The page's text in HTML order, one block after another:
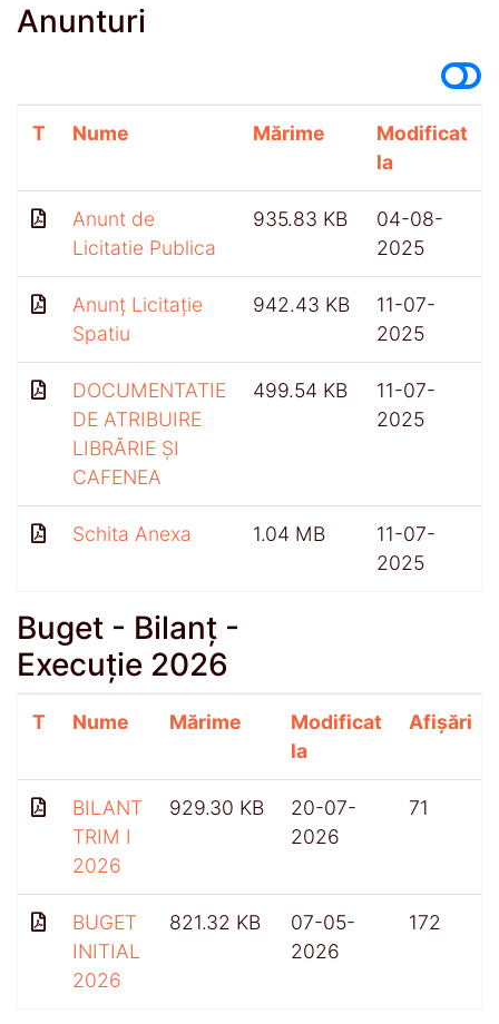
Anunturi
T Nume Mărime
Modificat
la
Anunt de
Licitatie Publica
935.83 KB
04-08-
2025
Anunț Licitație
Spatiu
942.43 KB
11-07-
2025
DOCUMENTATIE
DE ATRIBUIRE
LIBRĂRIE ȘI
CAFENEA
499.54 KB
11-07-
2025
Schita Anexa 1.04 MB
11-07-
2025
Buget - Bilanț -
Execuție 2026
T Nume Mărime
Modificat
la
Afișări
BILANT
TRIM I
2026
929.30 KB
20-07-
2026
71
BUGET
INITIAL
2026
821.32 KB
07-05-
2026
172